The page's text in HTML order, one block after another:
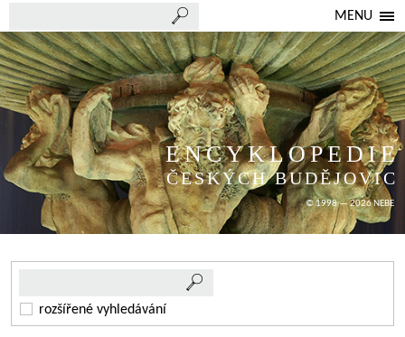
MENU
ENCYKLOPEDIE
ČESKÝCH BUDĚJOVIC
© 1998 — 2026 NEBE
rozšířené vyhledávání